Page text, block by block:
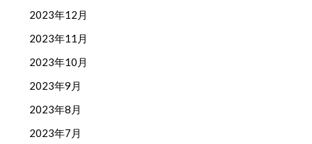
2023年12月
2023年11月
2023年10月
2023年9月
2023年8月
2023年7月